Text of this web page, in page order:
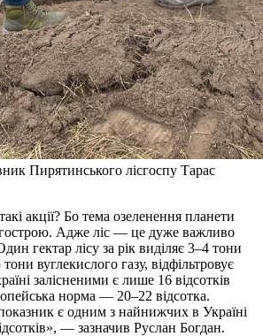
Пирятинського лісгоспу Тарас
акції? Бо тема озеленення планети
гострою. Адже ліс — це дуже важливо
гектар лісу за рік виділяє 3–4 тони
вуглекислого газу, відфільтровує
залісненими є лише 16 відсотків
норма — 20–22 відсотка.
є одним з найнижчих в Україні
— зазначив Руслан Богдан.